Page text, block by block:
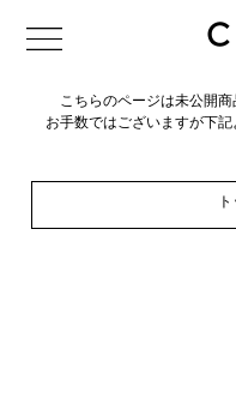
こちらのページは未公開
お手数ではございますが下